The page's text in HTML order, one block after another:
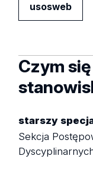
usosweb
Czym
starszy
Sekcja